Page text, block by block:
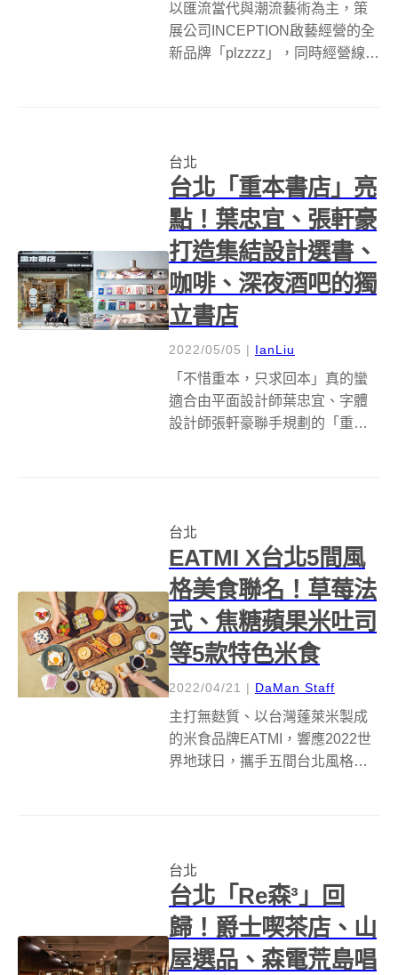
以匯流當代與潮流藝術為主，策
展公司INCEPTION啟藝經營的全
新品牌「plzzzz」，同時經營線上
提供大眾全新的生活美學體驗。...
台北
台北「重本書店」亮
點！葉忠宜、張軒豪
打造集結設計選書、
咖啡、深夜酒吧的獨
立書店
2022/05/05 | IanLiu
「不惜重本，只求回本」真的蠻
適合由平面設計師葉忠宜、字體
設計師張軒豪聯手規劃的「重本
設計愛好者提...
台北
EATMI X台北5間風
格美食聯名！草莓法
式、焦糖蘋果米吐司
等5款特色米食
2022/04/21 | DaMan Staff
主打無麩質、以台灣蓬萊米製成
的米食品牌EATMI，響應2022世
界地球日，攜手五間台北風格美
點，翻玩...
台北
台北「Re森³」回
歸！爵士喫茶店、山
屋選品、森電荒島唱